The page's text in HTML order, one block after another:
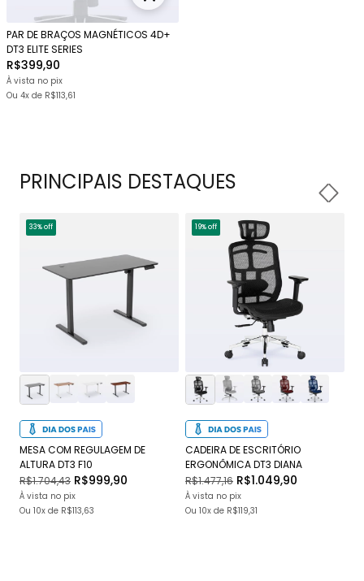
PAR DE BRAÇOS MAGNÉTICOS 4D+
DT3 ELITE SERIES
R$399,90
À vista no pix
Ou 4x de R$113,61
PRINCIPAIS DESTAQUES
MESA COM REGULAGEM DE
ALTURA DT3 F10
R$1.704,43 R$999,90
33% off
À vista no pix
Ou 10x de R$113,63
CADEIRA DE ESCRITÓRIO
ERGONÔMICA DT3 DIANA
R$1.477,16 R$1.049,90
19% off
À vista no pix
Ou 10x de R$119,31